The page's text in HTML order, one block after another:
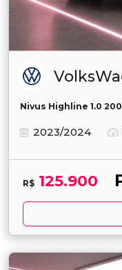
Nivus Highline 1.0
2023/2024
R$ 125.900